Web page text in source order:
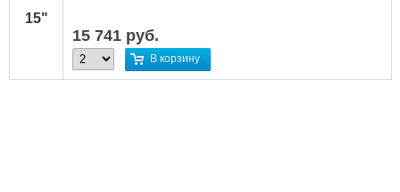
15"
15 741 руб.
В корзину